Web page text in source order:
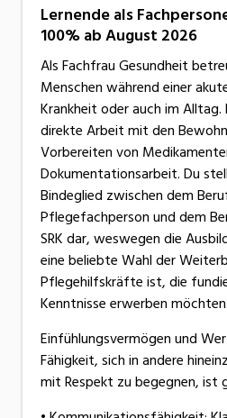
Lernende als
100% ab August 2026
Als Fachfrau Gesundheit
Menschen während einer
Krankheit oder auch im
direkte Arbeit mit den
Vorbereiten von
Dokumentationsarbeit. Du
Bindeglied zwischen dem
Pflegefachperson und dem
SRK dar, weswegen die
eine beliebte Wahl der
Pflegehilfskräfte ist, die
Kenntnisse erwerben möchten.
Einfühlungsvermögen und
Fähigkeit, sich in andere
mit Respekt zu begegnen, ist